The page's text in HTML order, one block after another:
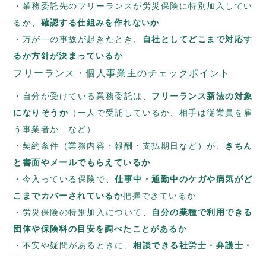
業務委託先のフリーランスが労災保険に特別加入してい
るか、 確認する仕組みを作れないか
万が一の事故が起きたとき、
自社としてどこまで対応す
るか方針が決まっているか
フリーランス・個人事業主のチェックポイント
自分が受けている業務委託は、 フリーランス新法の対象
になりそうか （一人で受託しているか、相手は従業員を雇
う事業者か…など）
契約条件（業務内容・報酬・支払期日など）が、
きちん
と書面やメールでもらえているか
今入っている保険で、仕事中・通勤中のケガや病気がど
こまでカバーされているか把握できているか
労災保険の特別加入について、
自分の業種で利用できる
団体や保険料の目安を調べたことがあるか
不安や疑問があるときに、相談できる社労士・弁護士・